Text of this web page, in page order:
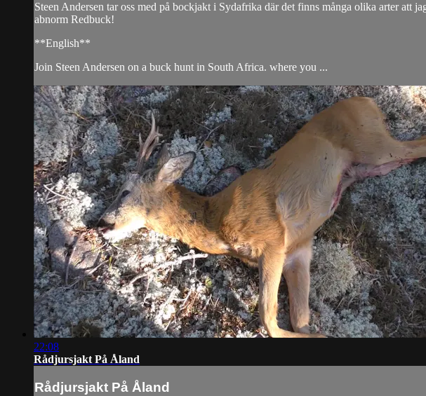
Steen Andersen tar oss med på bockjakt i Sydafrika där det finns många olika arter
abnorm Redbuck!
**English**
Join Steen Andersen on a buck hunt in South Africa. where you ...
22:08
Rådjursjakt På Åland
Rådjursjakt På Åland